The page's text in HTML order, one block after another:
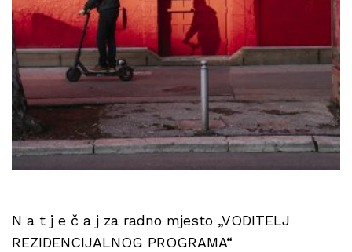
N a t j e č a j za radno mjesto „VODITELJ
REZIDENCIJALNOG PROGRAMA“